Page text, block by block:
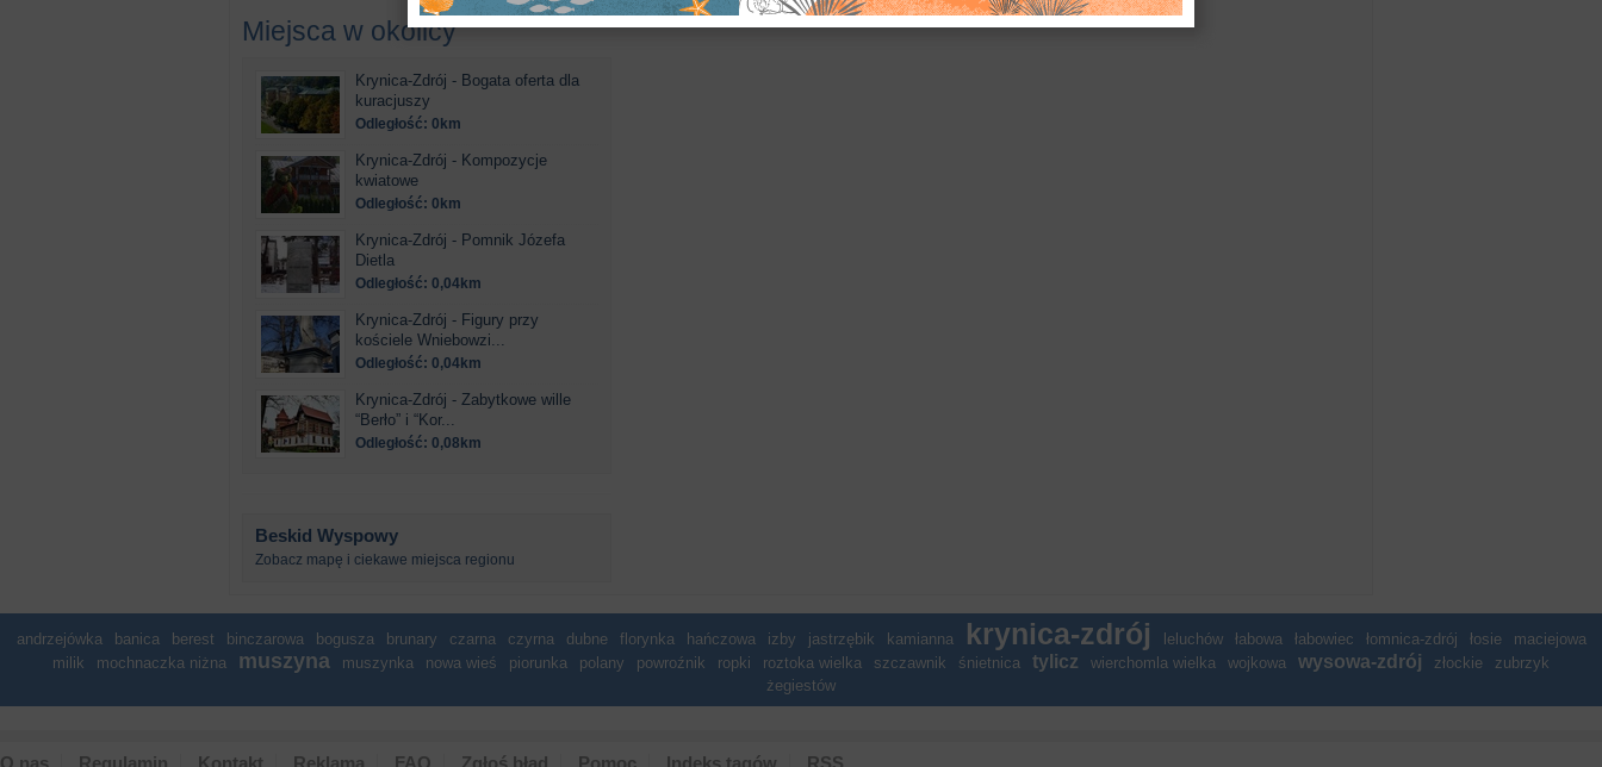
Miejsca w okolicy
Krynica-Zdrój - Bogata oferta dla
kuracjuszy
Odległość: 0km
Krynica-Zdrój - Kompozycje
kwiatowe
Odległość: 0km
Krynica-Zdrój - Pomnik Józefa
Dietla
Odległość: 0,04km
Krynica-Zdrój - Figury przy
kościele Wniebowzi...
Odległość: 0,04km
Krynica-Zdrój - Zabytkowe wille
“Berło” i “Kor...
Odległość: 0,08km
Beskid Wyspowy
Zobacz mapę i ciekawe miejsca regionu
andrzejówka banica berest binczarowa bogusza brunary czarna czyrna dubne florynka hańczowa izby jastrzębik kamianna krynica-zdrój leluchów łabowa łabowiec łomnica-zdrój łosie
maciejowa
milik
mochnaczka niżna muszyna muszynka nowa wieś piorunka polany powroźnik ropki roztoka wielka szczawnik śnietnica tylicz wierchomla wielka wojkowa wysowa-zdrój złockie
zubrzyk
żegiestów
O nas Regulamin Kontakt Reklama FAQ Zgłoś błąd Pomoc Indeks tagów RSS